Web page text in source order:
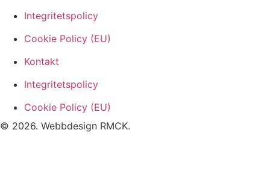
Integritetspolicy
Cookie Policy (EU)
Kontakt
Integritetspolicy
Cookie Policy (EU)
© 2026. Webbdesign RMCK.